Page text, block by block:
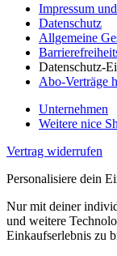
Impressum
Datenschutz
Allgemeine
Datenschutz-
Abo-Verträge
Unternehmen
Weitere nice
Vertrag widerrufen
Personalisiere dein
Nur mit deiner
und weitere
Einkaufserlebnis zu